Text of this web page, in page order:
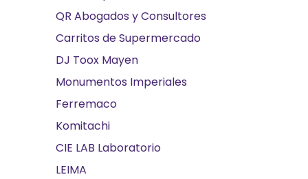
QR Abogados y Consultores
Carritos de Supermercado
DJ Toox Mayen
Monumentos Imperiales
Ferremaco
Komitachi
CIE LAB Laboratorio
LEIMA